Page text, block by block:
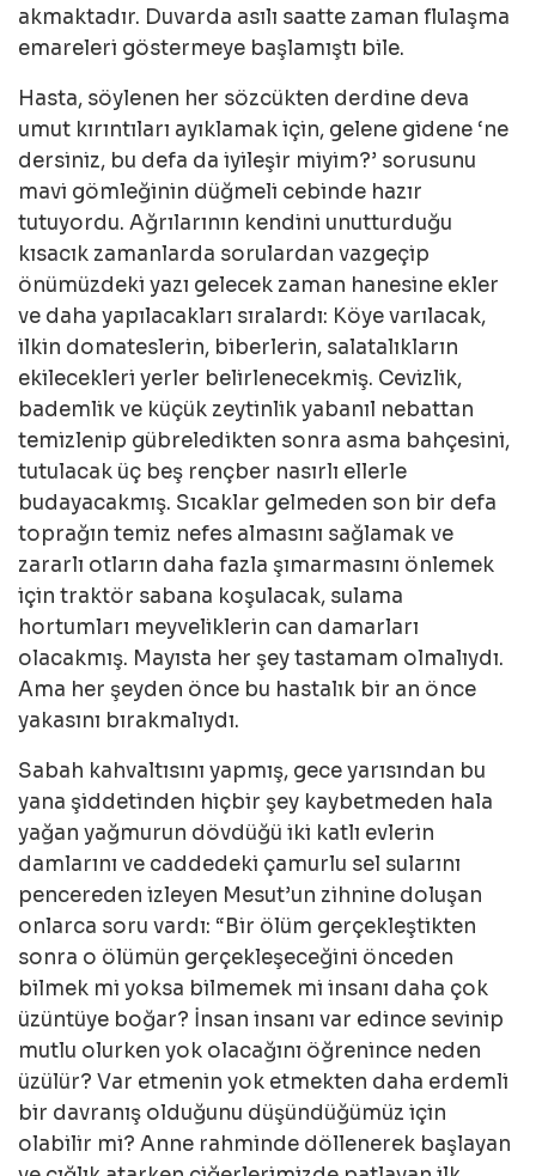
akmaktadır. Duvarda asılı saatte zaman flulaşma
emareleri göstermeye başlamıştı bile.
Hasta, söylenen her sözcükten derdine deva
umut kırıntıları ayıklamak için, gelene gidene ‘ne
dersiniz, bu defa da iyileşir miyim?’ sorusunu
mavi gömleğinin düğmeli cebinde hazır
tutuyordu. Ağrılarının kendini unutturduğu
kısacık zamanlarda sorulardan vazgeçip
önümüzdeki yazı gelecek zaman hanesine ekler
ve daha yapılacakları sıralardı: Köye varılacak,
ilkin domateslerin, biberlerin, salatalıkların
ekilecekleri yerler belirlenecekmiş. Cevizlik,
bademlik ve küçük zeytinlik yabanıl nebattan
temizlenip gübreledikten sonra asma bahçesini,
tutulacak üç beş rençber nasırlı ellerle
budayacakmış. Sıcaklar gelmeden son bir defa
toprağın temiz nefes almasını sağlamak ve
zararlı otların daha fazla şımarmasını önlemek
için traktör sabana koşulacak, sulama
hortumları meyveliklerin can damarları
olacakmış. Mayısta her şey tastamam olmalıydı.
Ama her şeyden önce bu hastalık bir an önce
yakasını bırakmalıydı.
Sabah kahvaltısını yapmış, gece yarısından bu
yana şiddetinden hiçbir şey kaybetmeden hala
yağan yağmurun dövdüğü iki katlı evlerin
damlarını ve caddedeki çamurlu sel sularını
pencereden izleyen Mesut’un zihnine doluşan
onlarca soru vardı: “Bir ölüm gerçekleştikten
sonra o ölümün gerçekleşeceğini önceden
bilmek mi yoksa bilmemek mi insanı daha çok
üzüntüye boğar? İnsan insanı var edince sevinip
mutlu olurken yok olacağını öğrenince neden
üzülür? Var etmenin yok etmekten daha erdemli
bir davranış olduğunu düşündüğümüz için
olabilir mi? Anne rahminde döllenerek başlayan